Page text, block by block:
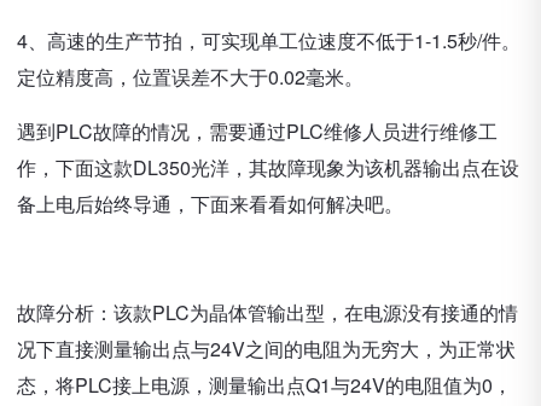
4、高速的生产节拍，可实现单工位速度不低于1-1.5秒/件。
定位精度高，位置误差不大于0.02毫米。
遇到PLC故障的情况，需要通过PLC维修人员进行维修工
作，下面这款DL350光洋，其故障现象为该机器输出点在设
备上电后始终导通，下面来看看如何解决吧。
故障分析：该款PLC为晶体管输出型，在电源没有接通的情
况下直接测量输出点与24V之间的电阻为无穷大，为正常状
态，将PLC接上电源，测量输出点Q1与24V的电阻值为0，